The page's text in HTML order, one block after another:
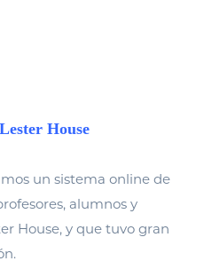
Lester House
un sistema online de
alumnos y
House, y que tuvo gran